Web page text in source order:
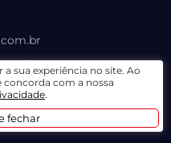
sua experiência no site. Ao
com a nossa
.
fechar